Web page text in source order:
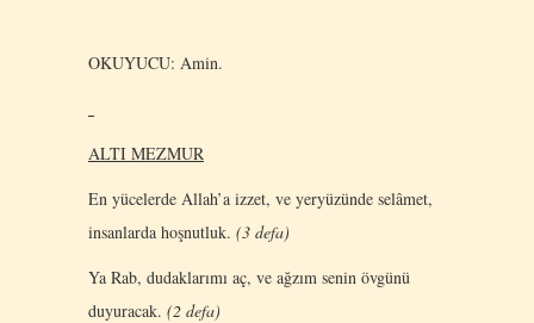
OKUYUCU: Amin.
ALTI MEZMUR
Εn yücelerde Allah’a izzet, ve yeryüzünde selâmet,
insanlarda hoşnutluk. (3 defa)
Ya Rab, dudaklarımı aç, ve ağzım senin övgünü
duyuracak. (2 defa)